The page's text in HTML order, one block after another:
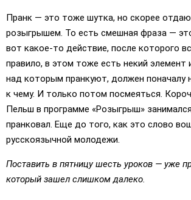
Пранк — это тоже шутка, но скорее
розыгрышем. То есть смешная фраза —
вот какое-то действие, после которого
правило, в этом тоже есть некий элемент
над которым пранкуют, должен поначалу
к чему. И только потом посмеяться.
Пельш в программе «Розыгрыш»
пранковал. Еще до того, как это слово
русскоязычной молодежи.
Поставить в пятницу шесть уроков — уже
который зашел слишком далеко.